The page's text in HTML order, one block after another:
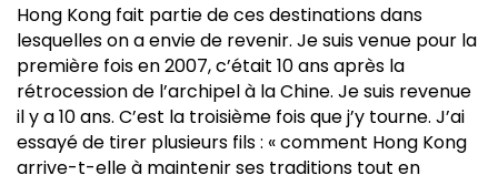
Hong Kong fait partie de ces destinations dans
lesquelles on a envie de revenir. Je suis venue pour la
première fois en 2007, c’était 10 ans après la
rétrocession de l’archipel à la Chine. Je suis revenue
il y a 10 ans. C’est la troisième fois que j’y tourne. J’ai
essayé de tirer plusieurs fils : « comment Hong Kong
arrive-t-elle à maintenir ses traditions tout en